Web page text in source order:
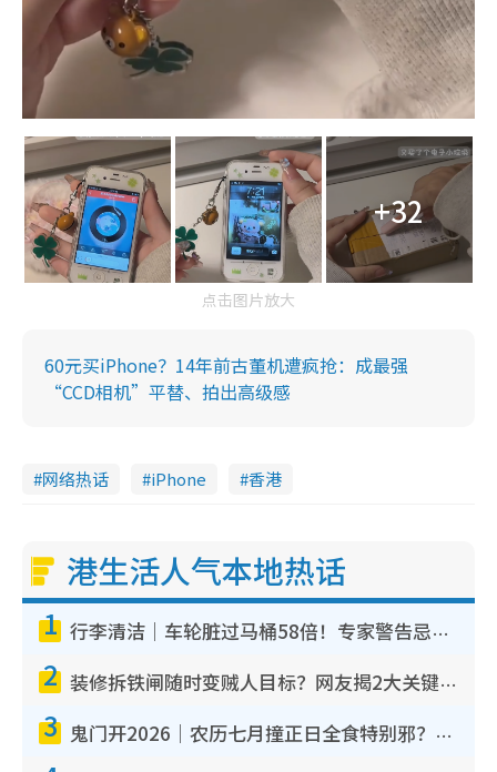
+32
点击图片放大
60元买iPhone？14年前古董机遭疯抢：成最强
“CCD相机”平替、拍出高级感
网络热话 iPhone 香港
港生活人气本地热话
1 行李清洁｜车轮脏过马桶58倍！专家警告忌用酒精擦 教1招免脏手除菌
2 装修拆铁闸随时变贼人目标？网友揭2大关键用途：装新款等于白装？附新旧铁闸分别
3 鬼门开2026｜农历七月撞正日全食特别邪？专家警告切忌做一事！揭4大禁忌+2招保平安